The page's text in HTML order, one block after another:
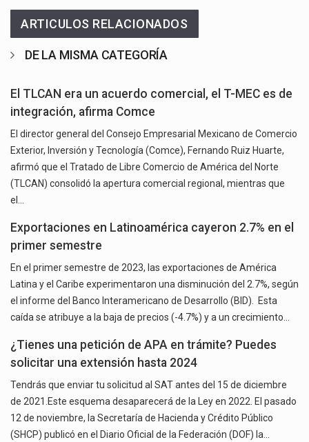
ARTICULOS RELACIONADOS
DE LA MISMA CATEGORÍA
El TLCAN era un acuerdo comercial, el T-MEC es de
integración, afirma Comce
El director general del Consejo Empresarial Mexicano de Comercio
Exterior, Inversión y Tecnología (Comce), Fernando Ruiz Huarte,
afirmó que el Tratado de Libre Comercio de América del Norte
(TLCAN) consolidó la apertura comercial regional, mientras que
el…
Exportaciones en Latinoamérica cayeron 2.7% en el
primer semestre
En el primer semestre de 2023, las exportaciones de América
Latina y el Caribe experimentaron una disminución del 2.7%, según
el informe del Banco Interamericano de Desarrollo (BID). Esta
caída se atribuye a la baja de precios (-4.7%) y a un crecimiento…
¿Tienes una petición de APA en trámite? Puedes
solicitar una extensión hasta 2024
Tendrás que enviar tu solicitud al SAT antes del 15 de diciembre
de 2021.Este esquema desaparecerá de la Ley en 2022. El pasado
12 de noviembre, la Secretaría de Hacienda y Crédito Público
(SHCP) publicó en el Diario Oficial de la Federación (DOF) la…